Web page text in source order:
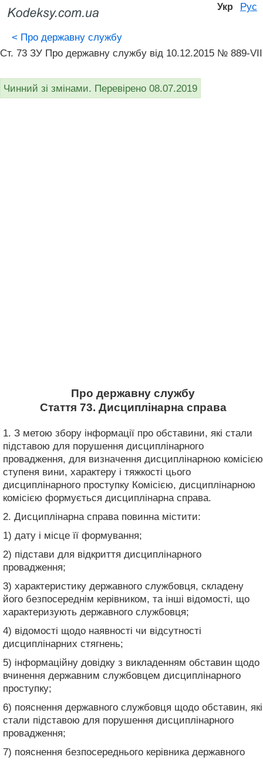
Укр Рус
< Про державну службу
Ст. 73 ЗУ Про державну службу від 10.12.2015 № 889-
Чинний зі змінами. Перевірено 08.07.2019
Про державну службу
Стаття 73. Дисциплінарна справа
1. З метою збору інформації про обставини, які стали
підставою для порушення дисциплінарного
провадження, для визначення дисциплінарною комісією
ступеня вини, характеру і тяжкості цього
дисциплінарного проступку Комісією, дисциплінарною
комісією формується дисциплінарна справа.
2. Дисциплінарна справа повинна містити:
1) дату і місце її формування;
2) підстави для відкриття дисциплінарного
провадження;
3) характеристику державного службовця, складену
його безпосереднім керівником, та інші відомості, що
характеризують державного службовця;
4) відомості щодо наявності чи відсутності
дисциплінарних стягнень;
5) інформаційну довідку з викладенням обставин щодо
вчинення державним службовцем дисциплінарного
проступку;
6) пояснення державного службовця щодо обставин, які
стали підставою для порушення дисциплінарного
провадження;
7) пояснення безпосереднього керівника державного